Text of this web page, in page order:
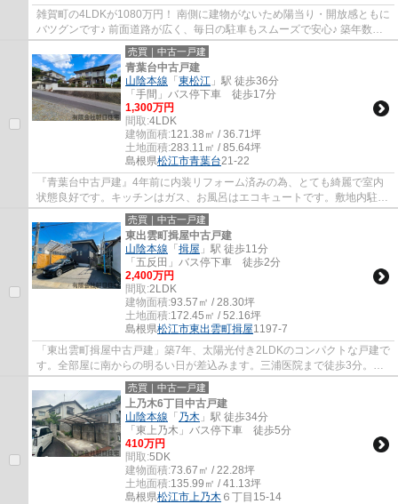
雑賀町の4LDKが1080万円！ 南側に建物がないため陽当り・開放感ともに
バツグンです♪ 前面道路が広く、毎日の駐車もスムーズで安心♪ 築年数を
感じさせないほど室内状態も良好です。 コ...
売買｜中古一戸建
青葉台中古戸建
山陰本線 「東松江 」駅 徒歩36分
「手間」バス停下車 徒歩17分
1,300万円
間取:4LDK
建物面積:121.38㎡ / 36.71坪
土地面積:283.11㎡ / 85.64坪
島根県松江市青葉台21-22
『青葉台中古戸建』4年前に内装リフォーム済みの為、とても綺麗で室内
状態良好です。キッチンはガス、お風呂はエコキュートです。敷地内駐車
場は縦列ですがカーポートで3台駐車可能。...
売買｜中古一戸建
東出雲町揖屋中古戸建
山陰本線 「揖屋 」駅 徒歩11分
「五反田」バス停下車 徒歩2分
2,400万円
間取:2LDK
建物面積:93.57㎡ / 28.30坪
土地面積:172.45㎡ / 52.16坪
島根県松江市東出雲町揖屋1197-7
「東出雲町揖屋中古戸建」築7年、太陽光付き2LDKのコンパクトな戸建で
す。全部屋に南からの明るい日が差込みます。三浦医院まで徒歩3分。ス
ーパーホックまで徒歩7分。JR揖屋駅まで全て...
売買｜中古一戸建
上乃木6丁目中古戸建
山陰本線 「乃木 」駅 徒歩34分
「東上乃木」バス停下車 徒歩5分
410万円
間取:5DK
建物面積:73.67㎡ / 22.28坪
土地面積:135.99㎡ / 41.13坪
島根県松江市上乃木 ６丁目15-14